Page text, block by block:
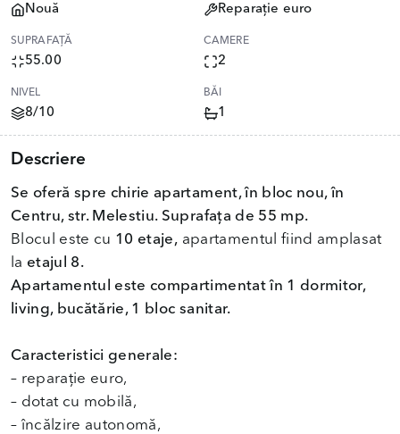
Nouă Reparație euro
SUPRAFAȚĂ
55.00
CAMERE
2
NIVEL
8/10
BĂI
1
Descriere
Se oferă spre chirie apartament, în bloc nou, în
Centru, str. Melestiu. Suprafața de 55 mp.
Blocul este cu 10 etaje, apartamentul fiind amplasat
la etajul 8.
Apartamentul este compartimentat în 1 dormitor,
living, bucătărie, 1 bloc sanitar.
Caracteristici generale:
– reparație euro,
– dotat cu mobilă,
– încălzire autonomă,